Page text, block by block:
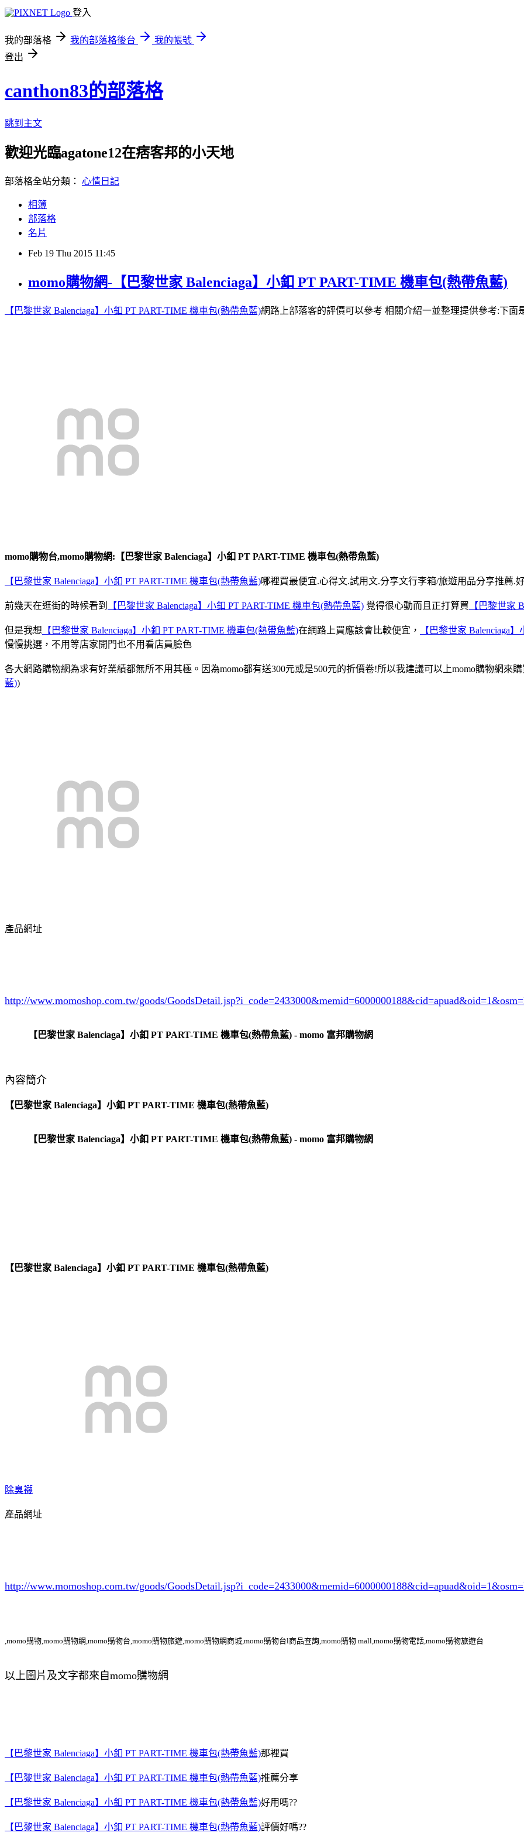
登入
我的部落格 我的部落格後台
我的帳號
登出
canthon83的部落格
跳到主文
歡迎光臨agatone12在痞客邦的小天地
部落格全站分類： 心情日記
相簿
部落格
名片
Feb 19 Thu 2015 11:45
momo購物網-【巴黎世家 Balenciaga】小釦 PT PART-TIME 機車包(熱帶魚藍)
【巴黎世家 Balenciaga】小釦 PT PART-TIME 機車包(熱帶魚藍)網路上部落客的評價可以參考 相關介紹一並整理提供參考:下面
momo購物台,momo購物網:【巴黎世家 Balenciaga】小釦 PT PART-TIME 機車包(熱帶魚藍)
【巴黎世家 Balenciaga】小釦 PT PART-TIME 機車包(熱帶魚藍)哪裡買最便宜.心得文.試用文.分享文行李箱/旅遊用品分享推薦.
前幾天在逛街的時候看到 【巴黎世家 Balenciaga】小釦 PT PART-TIME 機車包(熱帶魚藍) 覺得很心動而且正打算買 【巴黎世家
但是我想 【巴黎世家 Balenciaga】小釦 PT PART-TIME 機車包(熱帶魚藍)在網路上買應該會比較便宜， 【巴黎世家 Balenciaga
慢慢挑選，不用等店家開門也不用看店員臉色
各大網路購物網為求有好業績都無所不用其極。因為momo都有送300元或是500元的折價卷!所以我建議可以上momo購物網來購
藍))
產品網址
http://www.momoshop.com.tw/goods/GoodsDetail.jsp?i_code=2433000
【巴黎世家 Balenciaga】小釦 PT PART-TIME 機車包(熱帶魚藍) - momo 富邦購物網
內容簡介
【巴黎世家 Balenciaga】小釦 PT PART-TIME 機車包(熱帶魚藍)
【巴黎世家 Balenciaga】小釦 PT PART-TIME 機車包(熱帶魚藍) - momo 富邦購物網
【巴黎世家 Balenciaga】小釦 PT PART-TIME 機車包(熱帶魚藍)
除臭襪
產品網址
http://www.momoshop.com.tw/goods/GoodsDetail.jsp?i_code=2433000
,momo購物,momo購物網,momo購物台,momo購物旅遊,momo購物網商城,momo購物台l商品查詢,momo購物 mall,momo購物電話,momo購物旅遊台
以上圖片及文字都來自momo購物網
【巴黎世家 Balenciaga】小釦 PT PART-TIME 機車包(熱帶魚藍)那裡買
【巴黎世家 Balenciaga】小釦 PT PART-TIME 機車包(熱帶魚藍)推薦分享
【巴黎世家 Balenciaga】小釦 PT PART-TIME 機車包(熱帶魚藍)好用嗎??
【巴黎世家 Balenciaga】小釦 PT PART-TIME 機車包(熱帶魚藍)評價好嗎??